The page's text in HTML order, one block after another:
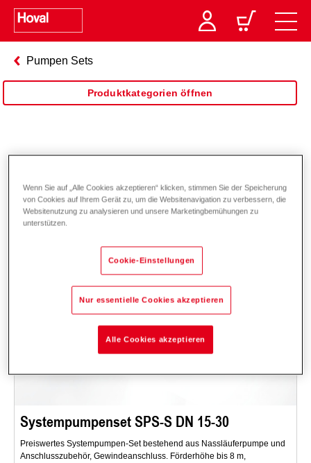
Pumpen Sets
Produktkategorien öffnen
Systempumpenset SPS-S
Systempumpenset SPS-S DN 15-30
Preiswertes Systempumpen-Set bestehend aus Nassläuferpumpe und
Anschlusszubehör, Gewindeanschluss. Förderhöhe bis 8 m,
Wenn Sie auf „Alle Cookies akzeptieren“ klicken, stimmen Sie der Speicherung
von Cookies auf Ihrem Gerät zu, um die Websitenavigation zu verbessern, die
Websitenutzung zu analysieren und unsere Marketingbemühungen zu
unterstützen.
Cookie-Einstellungen
Nur essentielle Cookies akzeptieren
Alle Cookies akzeptieren